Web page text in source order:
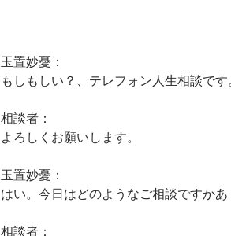
玉置妙憂：
もしもしい？、テレフォン人生相談で
相談者：
よろしくお願いします。
玉置妙憂：
はい。今日はどのようなご相談ですかあ
相談者：